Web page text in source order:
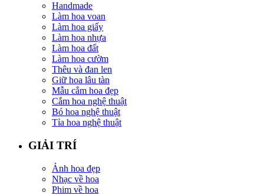
Handmade
Làm hoa voan
Làm hoa giấy
Làm hoa nhựa
Làm hoa đất
Làm hoa cườm
Thêu và đan len
Giữ hoa lâu tàn
Mẫu cắm hoa đẹp
Cắm hoa nghệ thuật
Bó hoa nghệ thuật
Tỉa hoa nghệ thuật
GIẢI TRÍ
Ảnh hoa đẹp
Nhạc về hoa
Phim về hoa